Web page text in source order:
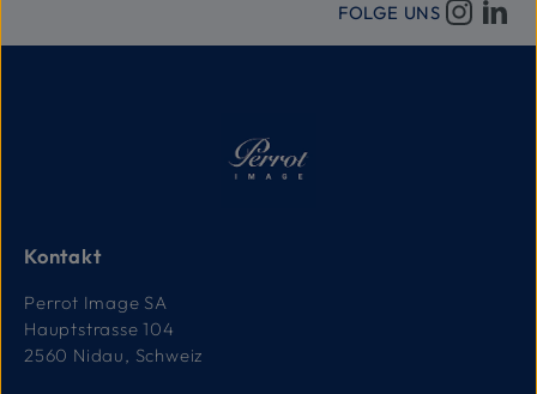
FOLGE UNS
Kontakt
Perrot Image SA
Hauptstrasse 104
2560 Nidau, Schweiz